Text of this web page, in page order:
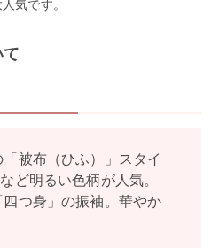
気です。
被布（ひふ）」スタイ
ど明るい色柄が人気。
四つ身」の振袖。華やか